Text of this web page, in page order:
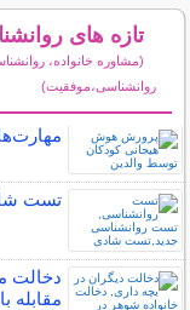
تازه های
(مشاوره خانواده،
روانشناسی،موفقیت)
تست
دخالت
مقابله